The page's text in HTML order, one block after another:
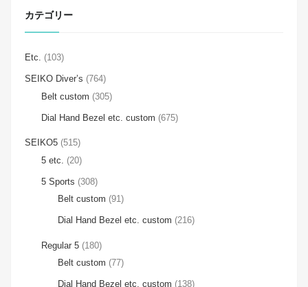
カテゴリー
Etc. (103)
SEIKO Diver’s (764)
Belt custom (305)
Dial Hand Bezel etc. custom (675)
SEIKO5 (515)
5 etc.
(20)
5 Sports (308)
Belt custom (91)
Dial Hand Bezel etc. custom (216)
Regular 5 (180)
Belt custom (77)
Dial Hand Bezel etc. custom (138)